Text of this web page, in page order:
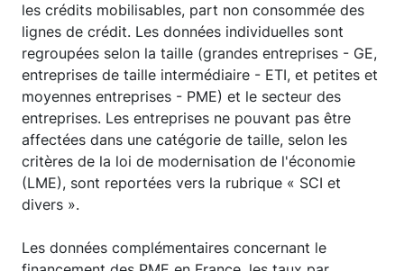
les crédits mobilisables, part non consommée des
lignes de crédit. Les données individuelles sont
regroupées selon la taille (grandes entreprises - GE,
entreprises de taille intermédiaire - ETI, et petites et
moyennes entreprises - PME) et le secteur des
entreprises. Les entreprises ne pouvant pas être
affectées dans une catégorie de taille, selon les
critères de la loi de modernisation de l'économie
(LME), sont reportées vers la rubrique « SCI et
divers ».
Les données complémentaires concernant le